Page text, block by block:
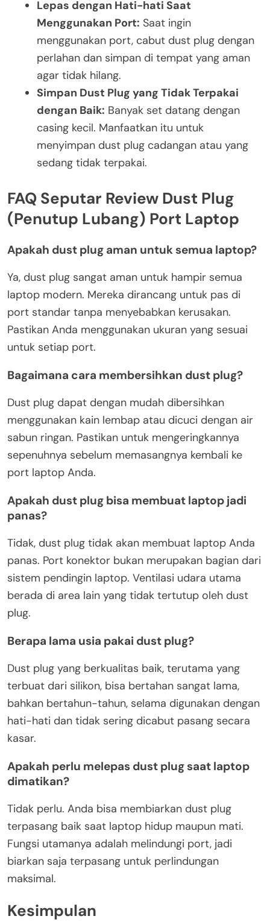
Lepas dengan Hati-hati Saat
Menggunakan Port: Saat ingin
menggunakan port, cabut dust plug dengan
perlahan dan simpan di tempat yang aman
agar tidak hilang.
Simpan Dust Plug yang Tidak Terpakai
dengan Baik: Banyak set datang dengan
casing kecil. Manfaatkan itu untuk
menyimpan dust plug cadangan atau yang
sedang tidak terpakai.
FAQ Seputar Review Dust Plug
(Penutup Lubang) Port Laptop
Apakah dust plug aman untuk semua laptop?
Ya, dust plug sangat aman untuk hampir semua
laptop modern. Mereka dirancang untuk pas di
port standar tanpa menyebabkan kerusakan.
Pastikan Anda menggunakan ukuran yang sesuai
untuk setiap port.
Bagaimana cara membersihkan dust plug?
Dust plug dapat dengan mudah dibersihkan
menggunakan kain lembap atau dicuci dengan air
sabun ringan. Pastikan untuk mengeringkannya
sepenuhnya sebelum memasangnya kembali ke
port laptop Anda.
Apakah dust plug bisa membuat laptop jadi
panas?
Tidak, dust plug tidak akan membuat laptop Anda
panas. Port konektor bukan merupakan bagian dari
sistem pendingin laptop. Ventilasi udara utama
berada di area lain yang tidak tertutup oleh dust
plug.
Berapa lama usia pakai dust plug?
Dust plug yang berkualitas baik, terutama yang
terbuat dari silikon, bisa bertahan sangat lama,
bahkan bertahun-tahun, selama digunakan dengan
hati-hati dan tidak sering dicabut pasang secara
kasar.
Apakah perlu melepas dust plug saat laptop
dimatikan?
Tidak perlu. Anda bisa membiarkan dust plug
terpasang baik saat laptop hidup maupun mati.
Fungsi utamanya adalah melindungi port, jadi
biarkan saja terpasang untuk perlindungan
maksimal.
Kesimpulan